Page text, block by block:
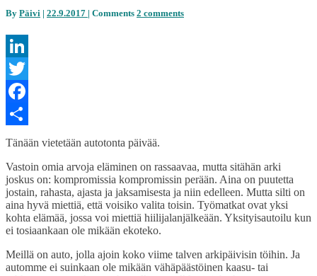
By Päivi | 22.9.2017 | Comments 2 comments
LinkedIn
Twitter
Facebook
Share
Tänään vietetään autotonta päivää.
Vastoin omia arvoja eläminen on rassaavaa, mutta sitähän arki
joskus on: kompromissia kompromissin perään. Aina on puutetta
jostain, rahasta, ajasta ja jaksamisesta ja niin edelleen. Mutta silti on
aina hyvä miettiä, että voisiko valita toisin. Työmatkat ovat yksi
kohta elämää, jossa voi miettiä hiilijalanjälkeään. Yksityisautoilu kun
ei tosiaankaan ole mikään ekoteko.
Meillä on auto, jolla ajoin koko viime talven arkipäivisin töihin. Ja
automme ei suinkaan ole mikään vähäpäästöinen kaasu- tai